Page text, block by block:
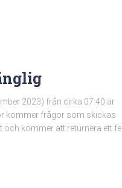
2023) från cirka 07:40 är
kommer frågor som skickas
kommer att returnera ett fel.